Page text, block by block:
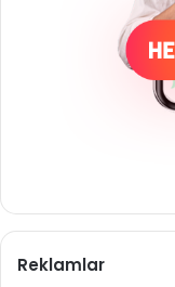
Reklamlar